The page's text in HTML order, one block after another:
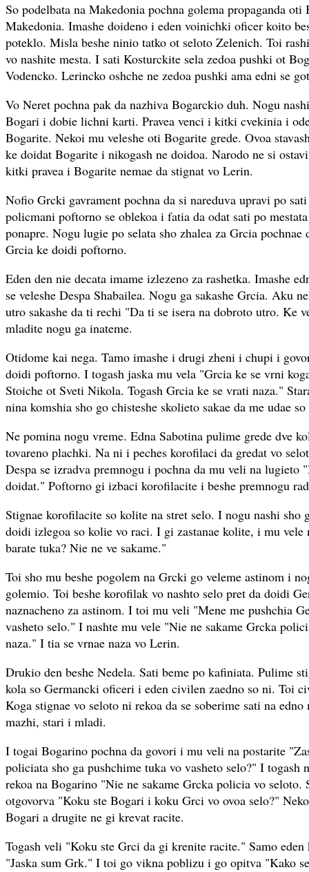
So podelbata na Makedonia pochna golema propaganda oti
Makedonia. Imashe doideno i eden voinichki oficer koito
poteklo. Misla beshe ninio tatko ot seloto Zelenich. Toi
vo nashite mesta. I sati Kosturckite sela zedoa pushki ot
Vodencko. Lerincko oshche ne zedoa pushki ama edni se
Vo Neret pochna pak da nazhiva Bogarckio duh. Nogu
Bogari i dobie lichni karti. Pravea venci i kitki cvekinia i
Bogarite. Nekoi mu veleshe oti Bogarite grede. Ovoa
ke doidat Bogarite i nikogash ne doidoa. Narodo ne si
kitki pravea i Bogarite nemae da stignat vo Lerin.
Nofio Grcki gavrament pochna da si nareduva upravi po
policmani poftorno se oblekoa i fatia da odat sati po
ponapre. Nogu lugie po selata sho zhalea za Grcia pochnae
Grcia ke doidi poftorno.
Eden den nie decata imame izlezeno za rashetka. Imashe
se veleshe Despa Shabailea. Nogu ga sakashe Grcia. Aku
utro sakashe da ti rechi "Da ti se isera na dobroto utro. Ke
mladite nogu ga inateme.
Otidome kai nega. Tamo imashe i drugi zheni i chupi i
doidi poftorno. I togash jaska mu vela "Grcia ke se vrni
Stoiche ot Sveti Nikola. Togash Grcia ke se vrati naza."
nina komshia sho go chisteshe skolieto sakae da me udae
Ne pomina nogu vreme. Edna Sabotina pulime grede dve
tovareno plachki. Na ni i peches korofilaci da gredat vo
Despa se izradva premnogu i pochna da mu veli na
doidat." Poftorno gi izbaci korofilacite i beshe premnogu
Stignae korofilacite so kolite na stret selo. I nogu nashi sho
doidi izlegoa so kolie vo raci. I gi zastanae kolite, i mu vele
barate tuka? Nie ne ve sakame."
Toi sho mu beshe pogolem na Grcki go veleme astinom i
golemio. Toi beshe korofilak vo nashto selo pret da doidi
naznacheno za astinom. I toi mu veli "Mene me pushchia
vasheto selo." I nashte mu vele "Nie ne sakame Grcka
naza." I tia se vrnae naza vo Lerin.
Drukio den beshe Nedela. Sati beme po kafiniata. Pulime
kola so Germancki oficeri i eden civilen zaedno so ni. Toi
Koga stignae vo seloto ni rekoa da se soberime sati na edno
mazhi, stari i mladi.
I togai Bogarino pochna da govori i mu veli na postarite
policiata sho ga pushchime tuka vo vasheto selo?" I togash
rekoa na Bogarino "Nie ne sakame Grcka policia vo seloto.
otgovorva "Koku ste Bogari i koku Grci vo ovoa selo?"
Bogari a drugite ne gi krevat racite.
Togash veli "Koku ste Grci da gi krenite racite." Samo
"Jaska sum Grk." I toi go vikna poblizu i go opitva "Kako